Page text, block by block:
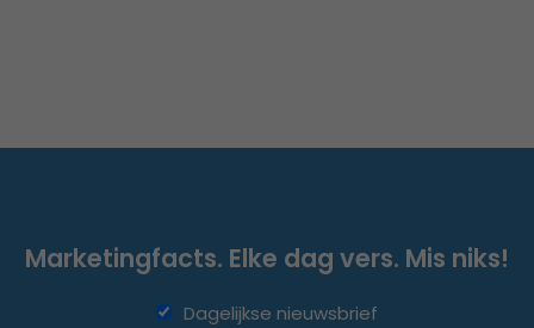
Marketingfacts. Elke dag vers. Mis niks!
Dagelijkse nieuwsbrief